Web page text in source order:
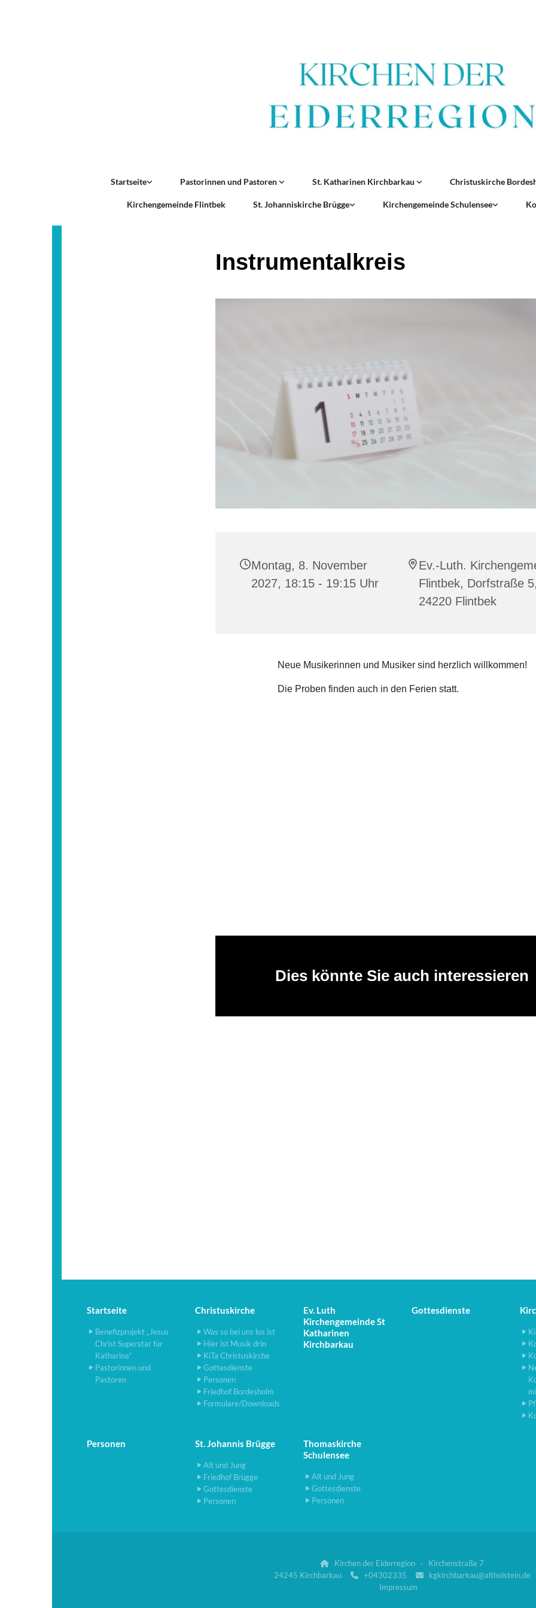
Startseite Pastorinnen und Pastoren St. Katharinen Kirchbarkau Christuskirche
Kirchengemeinde Flintbek St. Johanniskirche Brügge Kirchengemeinde Schulensee
Instrumentalkreis
Montag, 8. November
2027, 18:15 - 19:15 Uhr
Ev.-Luth.
Flintbek, Dorfstraße 5,
24220 Flintbek
Neue Musikerinnen und Musiker sind herzlich willkommen!
Die Proben finden auch in den Ferien statt.
Dies könnte Sie auch interessieren
Startseite
Benefizprojekt „Jesus
Christ Superstar für
Katharina“
Pastorinnen und
Pastoren
Christuskirche
Was so bei uns los ist
Hier ist Musik drin
KiTa Christuskirche
Gottesdienste
Personen
Friedhof Bordesholm
Formulare/Downloads
Ev. Luth
Kirchengemeinde St
Katharinen
Kirchbarkau
Gottesdienste
Personen St. Johannis Brügge
Alt und Jung
Friedhof Brügge
Gottesdienste
Personen
Thomaskirche
Schulensee
Alt und Jung
Gottesdienste
Personen

Kirchen der Eiderregion · Kirchenstraße 7
24245 Kirchbarkau
+04302335 kgkirchbarkau@altholstein.de
Impressum